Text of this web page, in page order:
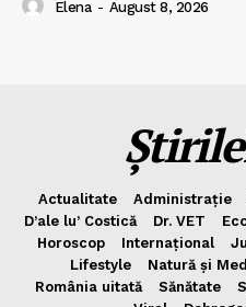
Elena - August 8, 2026
Actualitate Administrație
D’ale lu’ Costică
Dr. VET
Horoscop
Internațional
Lifestyle
Natură și
România uitată
Sănătate